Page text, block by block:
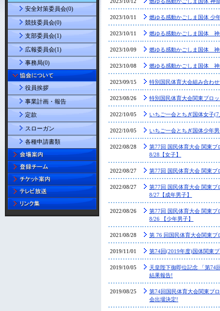
2023/10/11 燃ゆる感動かごしま国体 少
2023/10/11 燃ゆる感動かごしま国体 神
2023/10/09 燃ゆる感動かごしま国体 神
2023/10/08 燃ゆる感動かごしま国体 神
2023/09/15 特別国民体育大会組み合わ
2023/08/26 特別国民体育大会関東ブロ
2022/10/05 いちご一会とちぎ国体女子
2022/10/05 いちご一会とちぎ国体少年
2022/08/28
第77回 国民体育大会 関東
8/28【女子】
2022/08/27 第77回 国民体育大会 関東
2022/08/27
第77回 国民体育大会 関東
8/27【成年男子】
2022/08/26
第77回 国民体育大会 関東
8/26 【少年男子】
2021/08/28 第 76 回国民体育大会関東
2019/11/01 第74回(2019年度)国体関東
2019/10/05
天皇陛下御即位記念 「第74
結果報告!
2019/08/25
第74回国民体育大会関東ブ
会出場決定!
安全対策委員会(0)
競技委員会(0)
支部委員会(1)
広報委員会(1)
事務局(0)
役員挨拶
事業計画・報告
定款
スローガン
各種申請書類